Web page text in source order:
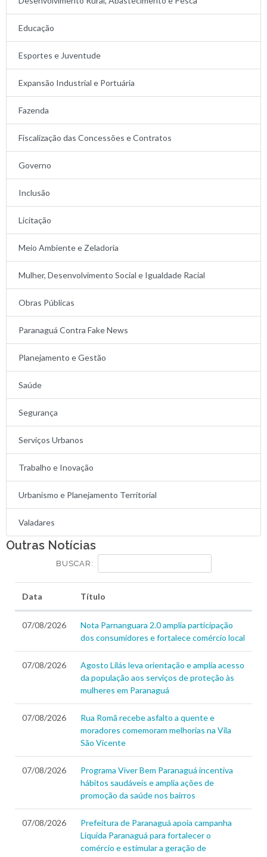
Educação
Esportes e Juventude
Expansão Industrial e Portuária
Fazenda
Fiscalização das Concessões e Contratos
Governo
Inclusão
Licitação
Meio Ambiente e Zeladoria
Mulher, Desenvolvimento Social e Igualdade Racial
Obras Públicas
Paranaguá Contra Fake News
Planejamento e Gestão
Saúde
Segurança
Serviços Urbanos
Trabalho e Inovação
Urbanismo e Planejamento Territorial
Valadares
Outras Notícias
BUSCAR:
Data Título
07/08/2026
Nota Parnanguara 2.0 amplia participação
dos consumidores e fortalece comércio local
07/08/2026
Agosto Lilás leva orientação e amplia acesso
da população aos serviços de proteção às
mulheres em Paranaguá
07/08/2026
Rua Romã recebe asfalto a quente e
moradores comemoram melhorias na Vila
São Vicente
07/08/2026
Programa Viver Bem Paranaguá incentiva
hábitos saudáveis e amplia ações de
promoção da saúde nos bairros
07/08/2026
Prefeitura de Paranaguá apoia campanha
Liquida Paranaguá para fortalecer o
comércio e estimular a geração de